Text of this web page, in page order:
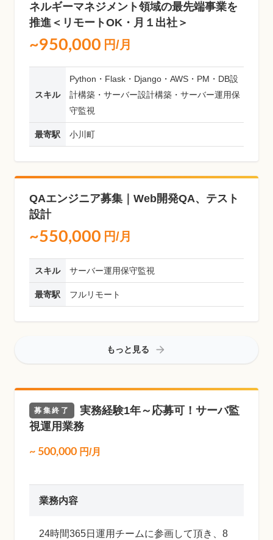
ネルギーマネジメント領域の最先端事業を
推進＜リモートOK・月１出社＞
~950,000 円/月
スキル
Python・Flask・Django・AWS・PM・DB設
計構築・サーバー設計構築・サーバー運用保
守監視
最寄駅 小川町
QAエンジニア募集｜Web開発QA、テスト
設計
~550,000 円/月
スキル サーバー運用保守監視
最寄駅 フルリモート
もっと見る
募集終了
実務経験1年～応募可！サーバ監
視運用業務
~ 500,000 円/月
業務内容
24時間365日運用チームに参画して頂き、8